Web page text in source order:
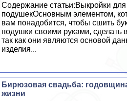
Содержание статьи:Выкройки для
подушекОсновным элементом,
вам понадобится, чтобы сшить
подушки своими руками, сделать
так как они являются основой
изделия...
Бирюзовая свадьба:
жизни